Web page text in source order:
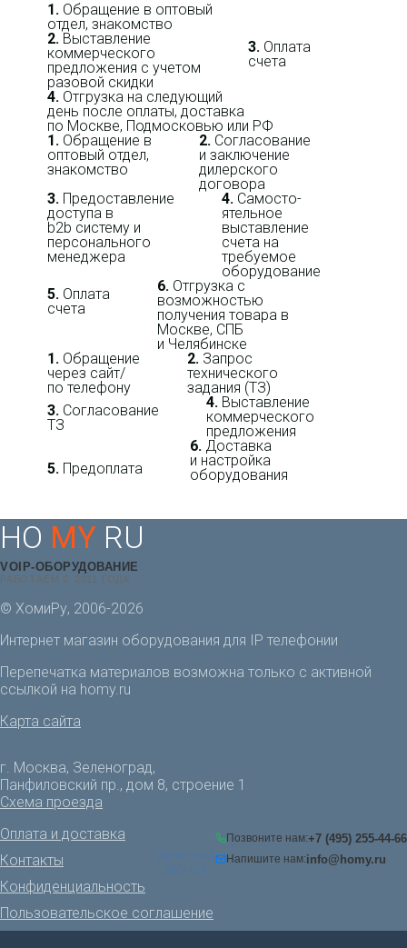
1. Обращение в оптовый
отдел, знакомство
2. Выставление
коммерческого
предложения с учетом
разовой скидки
3. Оплата
счета
4. Отгрузка на следующий
день после оплаты, доставка
по Москве, Подмосковью или РФ
1. Обращение в
оптовый отдел,
знакомство
2. Согласование
и заключение
дилерского
договора
3. Пре­до­ста­вле­ние
доступа в
b2b систему и
персо­нального
мене­джера
4. Само­сто­-
ятель­ное
выставление
счета на
требуемое
оборудование
5. Оплата
счета
6. Отгрузка с
возможностью
получения товара в
Москве, СПБ
и Челябинске
1. Обращение
через сайт/
по телефону
2. Запрос
технического
задания (ТЗ)
3. Согласование
ТЗ
4. Выставление
коммерческого
предложения
5. Предоплата
6. Доставка
и настройка
оборудования
HO MY RU
VOIP-ОБОРУДОВАНИЕ
РАБОТАЕМ С 2011 ГОДА
© ХомиРу, 2006-2026
Интернет магазин оборудования для IP телефонии
Перепечатка материалов возможна только с активной
ссылкой на homy.ru
Карта сайта
г. Москва, Зеленоград,
Панфиловский пр., дом 8, строение 1
Схема проезда
Оплата и доставка
Контакты
Конфиденциальность
Пользовательское соглашение
Позвоните нам:+7 (495) 255-44-66
Напишите нам:info@homy.ru
ОБРАТНЫЙ
ЗВОНОК